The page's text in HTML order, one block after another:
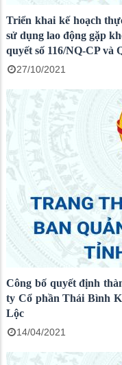
Triển khai kế hoạch
sử dụng lao động gặp
quyết số 116/NQ-CP và
27/10/2021
Công bố quyết định
ty Cổ phần Thái Bình
Lộc
14/04/2021